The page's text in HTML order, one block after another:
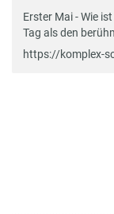
Erster Mai - Wie
Tag als den
https://komplex-